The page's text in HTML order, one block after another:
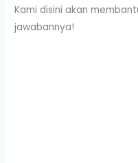
Kami disini akan
jawabannya!